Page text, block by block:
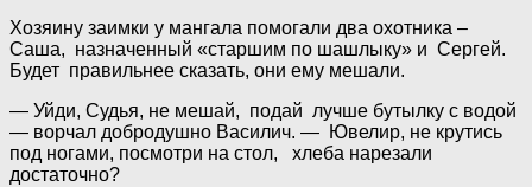
Хозяину заимки у мангала помогали два охотника –
Саша, назначенный «старшим по шашлыку» и Сергей.
Будет правильнее сказать, они ему мешали.
— Уйди, Судья, не мешай, подай лучше бутылку с водой
— ворчал добродушно Василич. — Ювелир, не крутись
под ногами, посмотри на стол, хлеба нарезали
достаточно?